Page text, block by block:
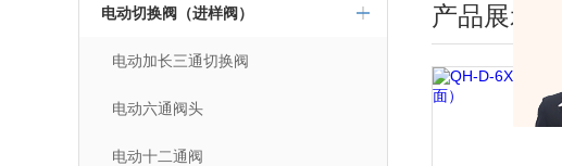
电动切换阀（进样阀）
电动加长三通切换阀
电动六通阀头
电动十二通阀
产品展示